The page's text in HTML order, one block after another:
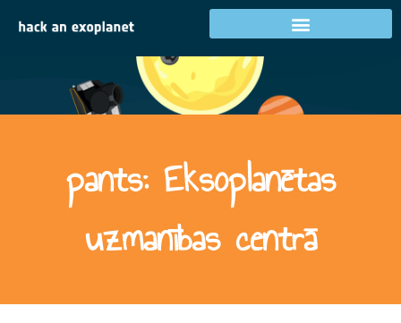
pants: Eksoplanētas
uzmanības centrā